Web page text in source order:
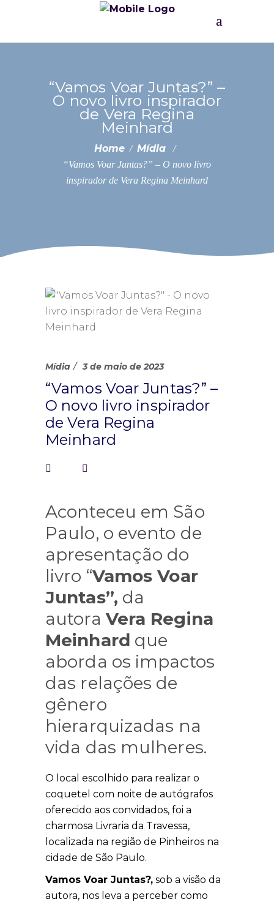
“Vamos Voar Juntas?” –
O novo livro inspirador
de Vera Regina
Meinhard
Home/ Mídia
/
“Vamos Voar Juntas?” – O novo livro
inspirador de Vera Regina Meinhard
Mídia 3 de maio de 2023
“Vamos Voar Juntas?” –
O novo livro inspirador
de Vera Regina
Meinhard
Aconteceu em São
Paulo, o evento de
apresentação do
livro “Vamos Voar
Juntas”, da
autora Vera Regina
Meinhard que
aborda os impactos
das relações de
gênero
hierarquizadas na
vida das mulheres.
O local escolhido para realizar o
coquetel com noite de autógrafos
oferecido aos convidados, foi a
charmosa Livraria da Travessa,
localizada na região de Pinheiros na
cidade de São Paulo.
Vamos Voar Juntas?, sob a visão da
autora, nos leva a perceber como